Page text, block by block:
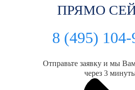
ПРЯМО
8 (495)
Отправьте заявку и мы
через 3